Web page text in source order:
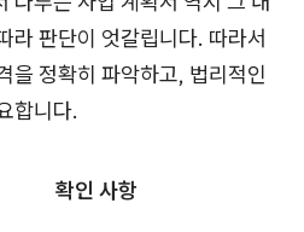
라 판단이 엇갈립니다. 따라서
을 정확히 파악하고, 법리적인
합니다.
확인 사항